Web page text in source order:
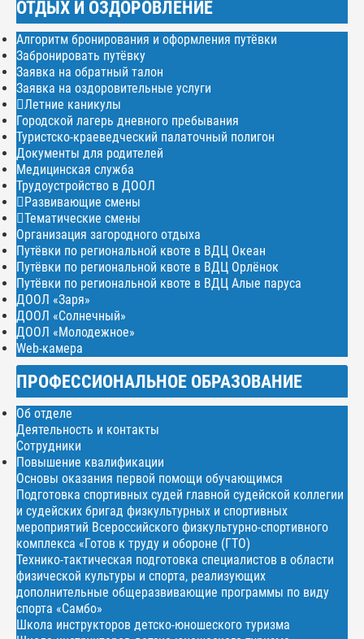
ОТДЫХ И ОЗДОРОВЛЕНИЕ
Алгоритм бронирования и оформления путёвки
Забронировать путёвку
Заявка на обратный талон
Заявка на оздоровительные услуги
Летние каникулы
Городской лагерь дневного пребывания
Туристско-краеведческий палаточный полигон
Документы для родителей
Медицинская служба
Трудоустройство в ДООЛ
Развивающие смены
Тематические смены
Организация загородного отдыха
Путёвки по региональной квоте в ВДЦ Океан
Путёвки по региональной квоте в ВДЦ Орлёнок
Путёвки по региональной квоте в ВДЦ Алые паруса
ДООЛ «Заря»
ДООЛ «Солнечный»
ДООЛ «Молодежное»
Web-камера
ПРОФЕССИОНАЛЬНОЕ ОБРАЗОВАНИЕ
Об отделе
Деятельность и контакты
Сотрудники
Повышение квалификации
Основы оказания первой помощи обучающимся
Подготовка спортивных судей главной судейской коллегии
и судейских бригад физкультурных и спортивных
мероприятий Всероссийского физкультурно-спортивного
комплекса «Готов к труду и обороне (ГТО)
Технико-тактическая подготовка специалистов в области
физической культуры и спорта, реализующих
дополнительные общеразвивающие программы по виду
спорта «Самбо»
Школа инструкторов детско-юношеского туризма